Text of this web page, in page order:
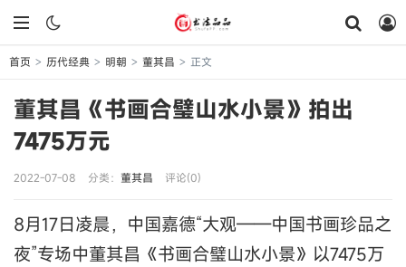
首页 > 历代经典 > 明朝 > 董其昌 > 正文
董其昌《书画合璧山水小景》拍出
7475万元
2022-07-08 分类： 董其昌 评论(0)
8月17日凌晨，中国嘉德“大观——中国书画珍品之
夜”专场中董其昌《书画合璧山水小景》以7475万